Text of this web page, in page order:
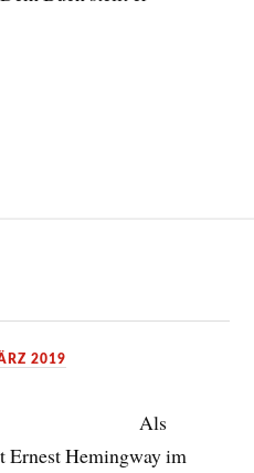
2019
Als
Ernest Hemingway im